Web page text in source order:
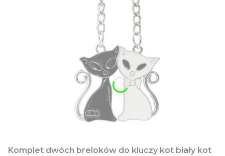
Komplet dwóch breloków do kluczy kot biały kot